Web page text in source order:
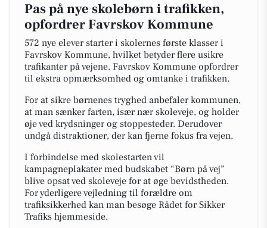
Pas på nye skolebørn i trafikken,
opfordrer Favrskov Kommune
572 nye elever starter i skolernes første klasser i
Favrskov Kommune, hvilket betyder flere usikre
trafikanter på vejene. Favrskov Kommune opfordrer
til ekstra opmærksomhed og omtanke i trafikken.
For at sikre børnenes tryghed anbefaler kommunen,
at man sænker farten, især nær skoleveje, og holder
øje ved krydsninger og stoppesteder. Derudover
undgå distraktioner, der kan fjerne fokus fra vejen.
I forbindelse med skolestarten vil
kampagneplakater med budskabet “Børn på vej”
blive opsat ved skoleveje for at øge bevidstheden.
For yderligere vejledning til forældre om
trafiksikkerhed kan man besøge Rådet for Sikker
Trafiks hjemmeside.